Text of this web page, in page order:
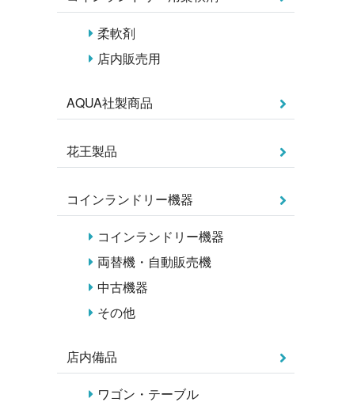
柔軟剤
店内販売用
AQUA社製商品
花王製品
コインランドリー機器
コインランドリー機器
両替機・自動販売機
中古機器
その他
店内備品
ワゴン・テーブル